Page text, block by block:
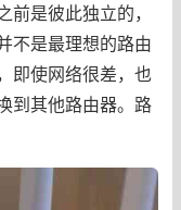
是彼此独立的，
不是最理想的路由
即使网络很差，也
到其他路由器。路